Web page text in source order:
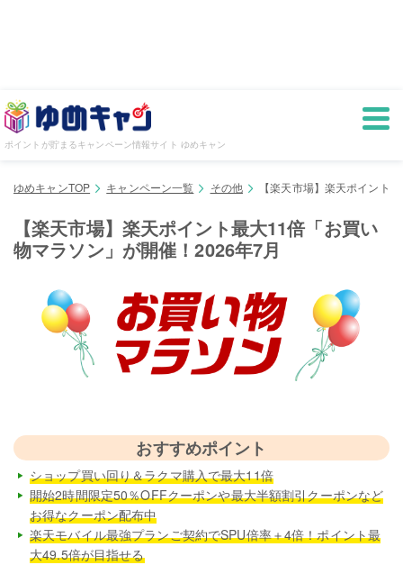
ポイントが貯まるキャンペーン情報サイト ゆめキャン
ゆめキャンTOP キャンペーン一覧 その他 【楽天市場】楽天ポイント
【楽天市場】楽天ポイント最大11倍「お買い
物マラソン」が開催！2026年7月
おすすめポイント
ショップ買い回り＆ラクマ購入で最大11倍
開始2時間限定50％OFFクーポンや最大半額割引クーポンなど
お得なクーポン配布中
楽天モバイル最強プランご契約でSPU倍率＋4倍！ポイント最
大49.5倍が目指せる